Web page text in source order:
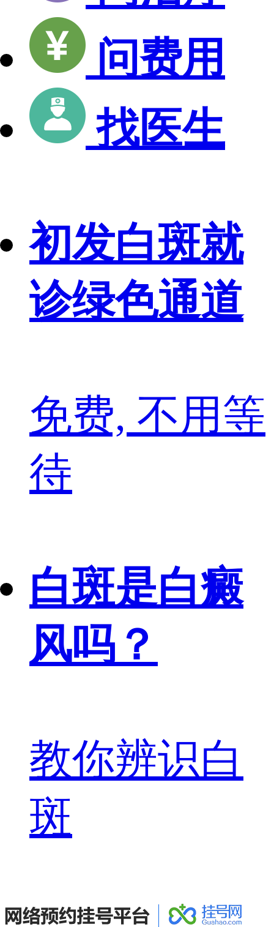
问费用
找医生
初发白斑就
诊绿色通道
免费, 不用等
待
白斑是白癜
风吗？
教你辨识白
斑